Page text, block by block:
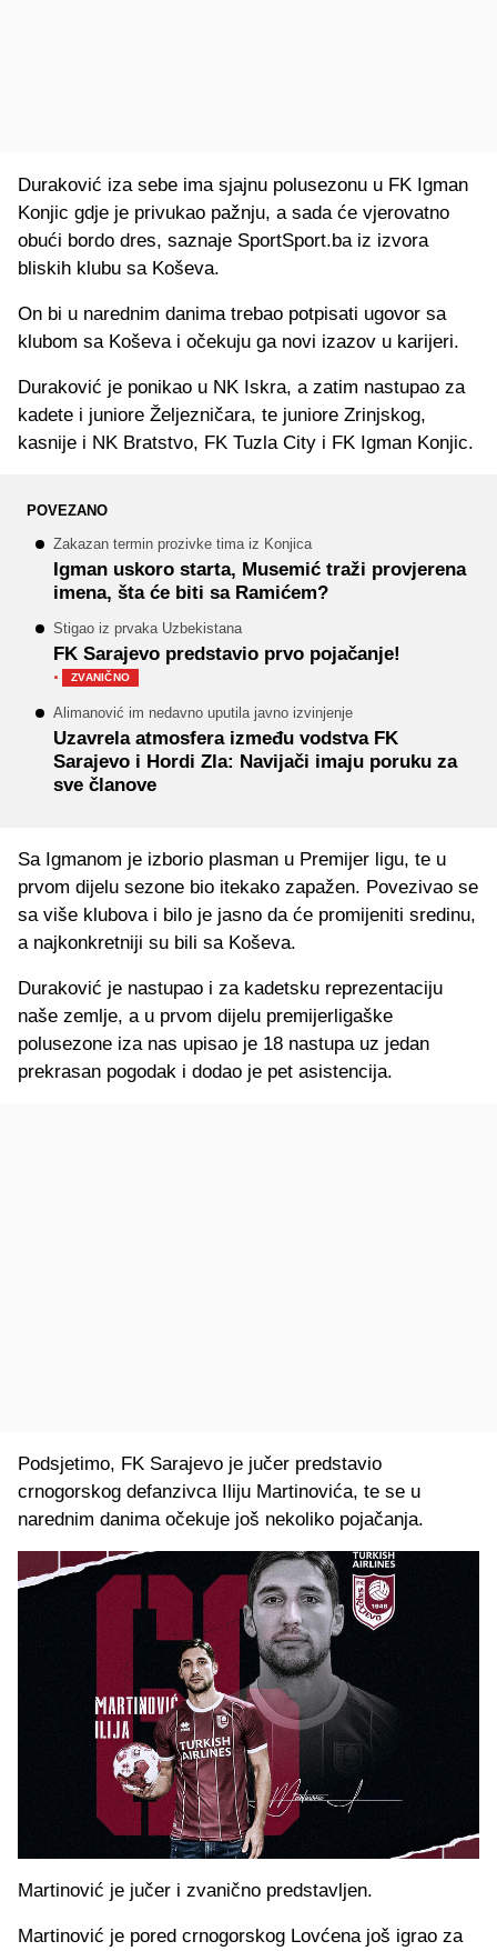
Duraković iza sebe ima sjajnu polusezonu u FK Igman
Konjic gdje je privukao pažnju, a sada će vjerovatno
obući bordo dres, saznaje SportSport.ba iz izvora
bliskih klubu sa Koševa.
On bi u narednim danima trebao potpisati ugovor sa
klubom sa Koševa i očekuju ga novi izazov u karijeri.
Duraković je ponikao u NK Iskra, a zatim nastupao za
kadete i juniore Željezničara, te juniore Zrinjskog,
kasnije i NK Bratstvo, FK Tuzla City i FK Igman Konjic.
POVEZANO
Zakazan termin prozivke tima iz Konjica
Igman uskoro starta, Musemić traži provjerena
imena, šta će biti sa Ramićem?
Stigao iz prvaka Uzbekistana
FK Sarajevo predstavio prvo pojačanje!
· ZVANIČNO
Alimanović im nedavno uputila javno izvinjenje
Uzavrela atmosfera između vodstva FK
Sarajevo i Hordi Zla: Navijači imaju poruku za
sve članove
Sa Igmanom je izborio plasman u Premijer ligu, te u
prvom dijelu sezone bio itekako zapažen. Povezivao se
sa više klubova i bilo je jasno da će promijeniti sredinu,
a najkonkretniji su bili sa Koševa.
Duraković je nastupao i za kadetsku reprezentaciju
naše zemlje, a u prvom dijelu premijerligaške
polusezone iza nas upisao je 18 nastupa uz jedan
prekrasan pogodak i dodao je pet asistencija.
Podsjetimo, FK Sarajevo je jučer predstavio
crnogorskog defanzivca Iliju Martinovića, te se u
narednim danima očekuje još nekoliko pojačanja.
Martinović je jučer i zvanično predstavljen.
Martinović je pored crnogorskog Lovćena još igrao za